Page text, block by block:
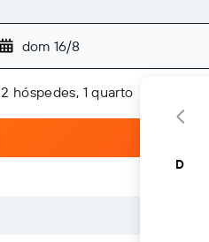
dom 16/8
2 hóspedes, 1 quarto
D